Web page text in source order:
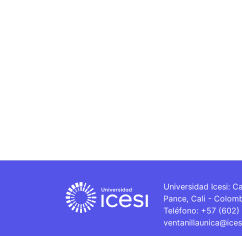
Universidad Icesi:
Pance, Cali -
Teléfono: +57